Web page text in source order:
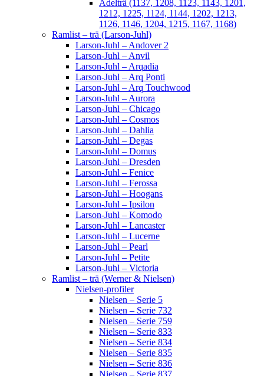
Ädelträ (1137, 1208, 1123, 1143, 1201,
1212, 1225, 1124, 1144, 1202, 1213,
1126, 1146, 1204, 1215, 1167, 1168)
Ramlist – trä (Larson-Juhl)
Larson-Juhl – Andover 2
Larson-Juhl – Anvil
Larson-Juhl – Arqadia
Larson-Juhl – Arq Ponti
Larson-Juhl – Arq Touchwood
Larson-Juhl – Aurora
Larson-Juhl – Chicago
Larson-Juhl – Cosmos
Larson-Juhl – Dahlia
Larson-Juhl – Degas
Larson-Juhl – Domus
Larson-Juhl – Dresden
Larson-Juhl – Fenice
Larson-Juhl – Ferossa
Larson-Juhl – Hoogans
Larson-Juhl – Ipsilon
Larson-Juhl – Komodo
Larson-Juhl – Lancaster
Larson-Juhl – Lucerne
Larson-Juhl – Pearl
Larson-Juhl – Petite
Larson-Juhl – Victoria
Ramlist – trä (Werner & Nielsen)
Nielsen-profiler
Nielsen – Serie 5
Nielsen – Serie 732
Nielsen – Serie 759
Nielsen – Serie 833
Nielsen – Serie 834
Nielsen – Serie 835
Nielsen – Serie 836
Nielsen – Serie 837